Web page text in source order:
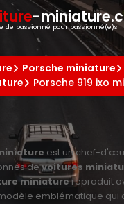
-
de passionné pour passionné(e)s
Porsche miniature
Porsche 919 ixo
est un chef-
devoitures
miniaturereproduit
emblématique qui